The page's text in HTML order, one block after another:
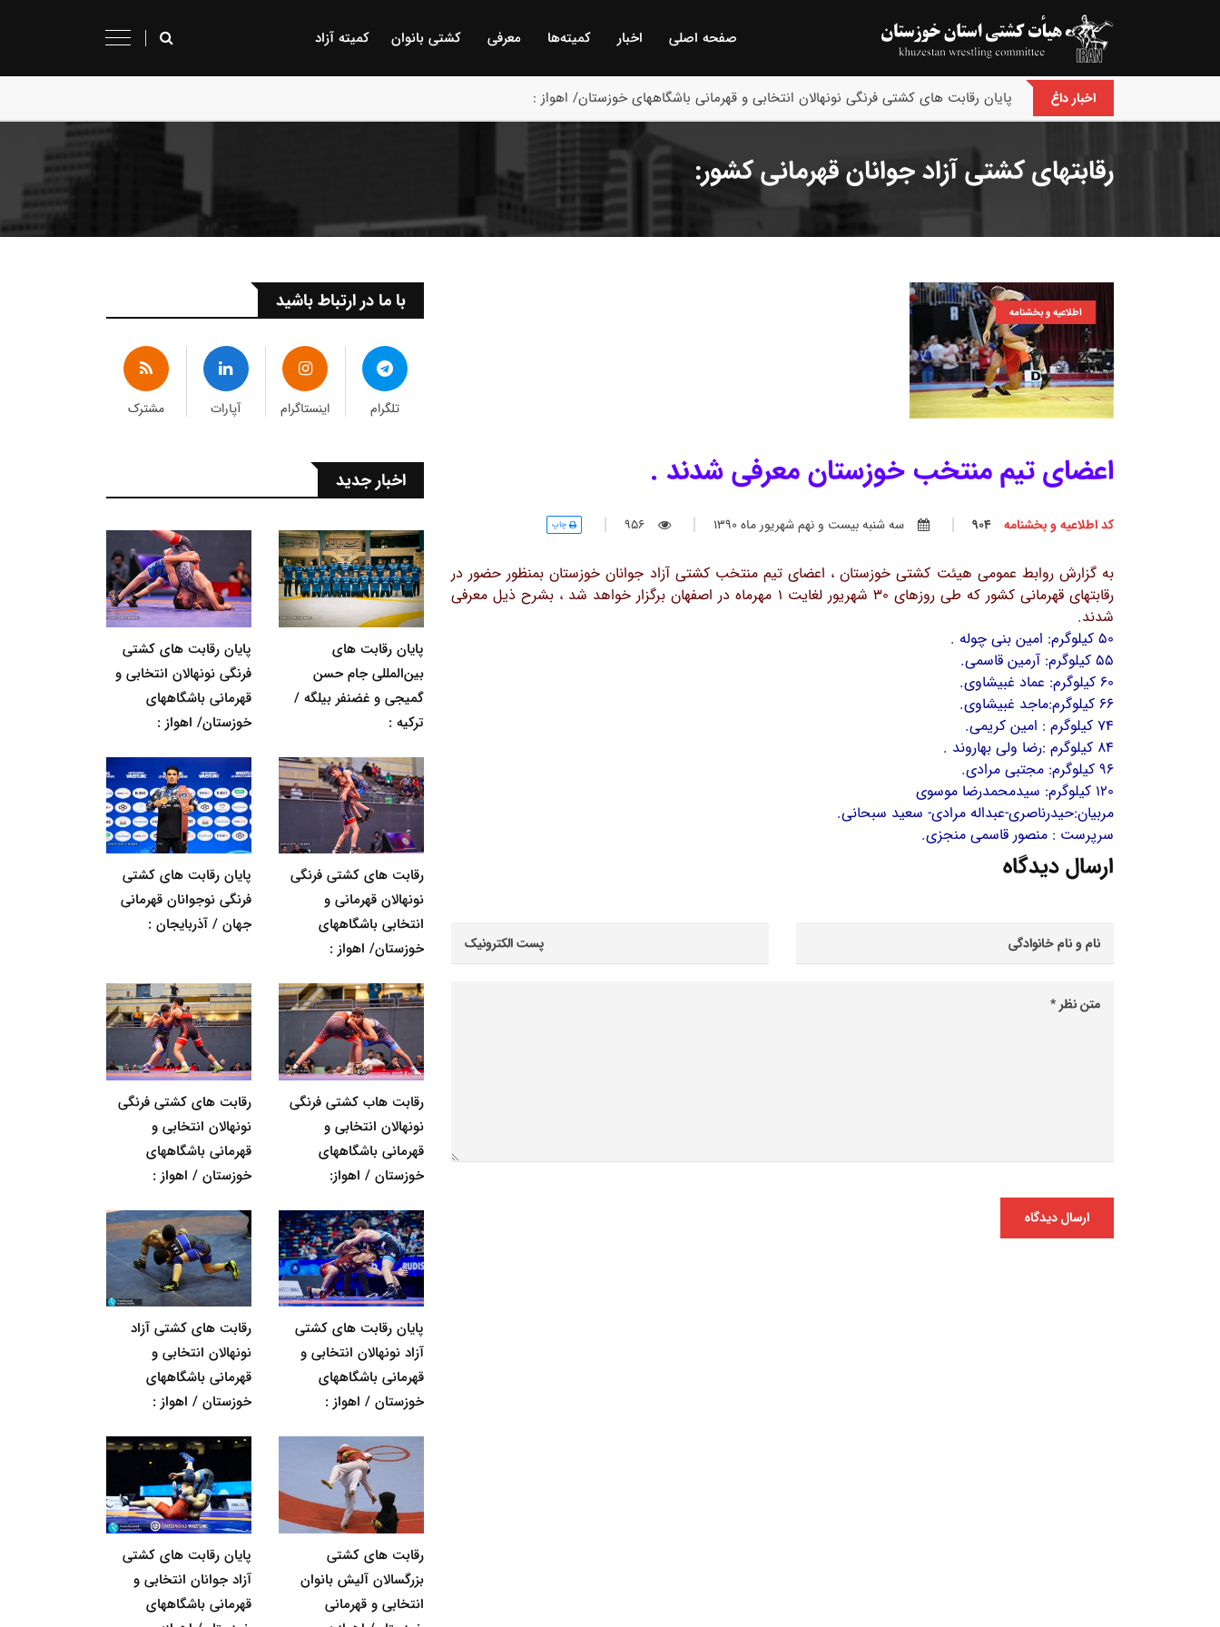
صفحه اصلی اخبار كمیته‌ها معرفی كشتی بانوان کمیته آزاد
اخبار داغ پایان رقابت های کشتی فرنگی نونهالان انتخابی و قهرمانی باشگاههای خوزستان/ اهواز :
رقابتهای کشتی آزاد جوانان قهرمانی کشور:
اطلاعیه و بخشنامه
اعضای تیم منتخب خوزستان معرفی شدند .
کد اطلاعیه و بخشنامه سه شنبه بيست و نهم شهريور ماه 1390 956 چاپ
به گزارش روابط عمومی هیئت کشتی خوزستان ، اعضای تیم منتخب کشتی آزاد جوانان خوزستان بمنظور حضور در
رقابتهای قهرمانی کشور که طی روزهای 30 شهریور لغایت 1 مهرماه در اصفهان برگزار خواهد شد ، بشرح ذیل معرفی
شدند.
50 کیلوگرم: امین بنی چوله .
55 کیلوگرم: آرمین قاسمی.
60 کیلوگرم: عماد غبیشاوی.
66 کیلوگرم:ماجد غبیشاوی.
74 کیلوگرم : امین کریمی.
84 کیلوگرم :رضا ولی بهاروند .
96 کیلوگرم: مجتبی مرادی.
120 کیلوگرم: سیدمحمدرضا موسوی
مربیان:حیدرناصری-عبداله مرادی- سعید سبحانی.
سرپرست : منصور قاسمی منجزی.
ارسال دیدگاه
ارسال دیدگاه
با ما در ارتباط باشید
تلگرام اینستاگرام آپارات مشترک
اخبار جدید
پایان رقابت های
بین‌المللی جام حسن
گمیجی و غضنفر بیلگه /
ترکیه :
پایان رقابت های کشتی
فرنگی نونهالان انتخابی و
قهرمانی باشگاههای
خوزستان/ اهواز :
رقابت های کشتی فرنگی
نونهالان قهرمانی و
انتخابی باشگاههای
خوزستان/ اهواز :
پایان رقابت های کشتی
فرنگی نوجوانان قهرمانی
جهان / آذربایجان :
رقابت هاب کشتی فرنگی
نونهالان انتخابی و
قهرمانی باشگاههای
خوزستان / اهواز:
رقابت های کشتی فرنگی
نونهالان انتخابی و
قهرمانی باشگاههای
خوزستان / اهواز :
پایان رقابت های کشتی
آزاد نونهالان انتخابی و
قهرمانی باشگاههای
خوزستان / اهواز :
رقابت های کشتی آزاد
نونهالان انتخابی و
قهرمانی باشگاههای
خوزستان / اهواز :
رقابت های کشتی
بزرگسالان آلیش بانوان
انتخابی و قهرمانی
پایان رقابت های کشتی
آزاد جوانان انتخابی و
قهرمانی باشگاههای